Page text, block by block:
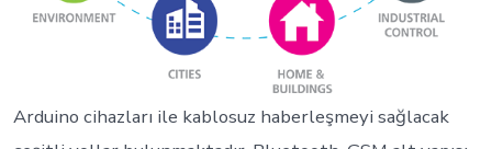
Arduino cihazları ile kablosuz haberleşmeyi sağlacak